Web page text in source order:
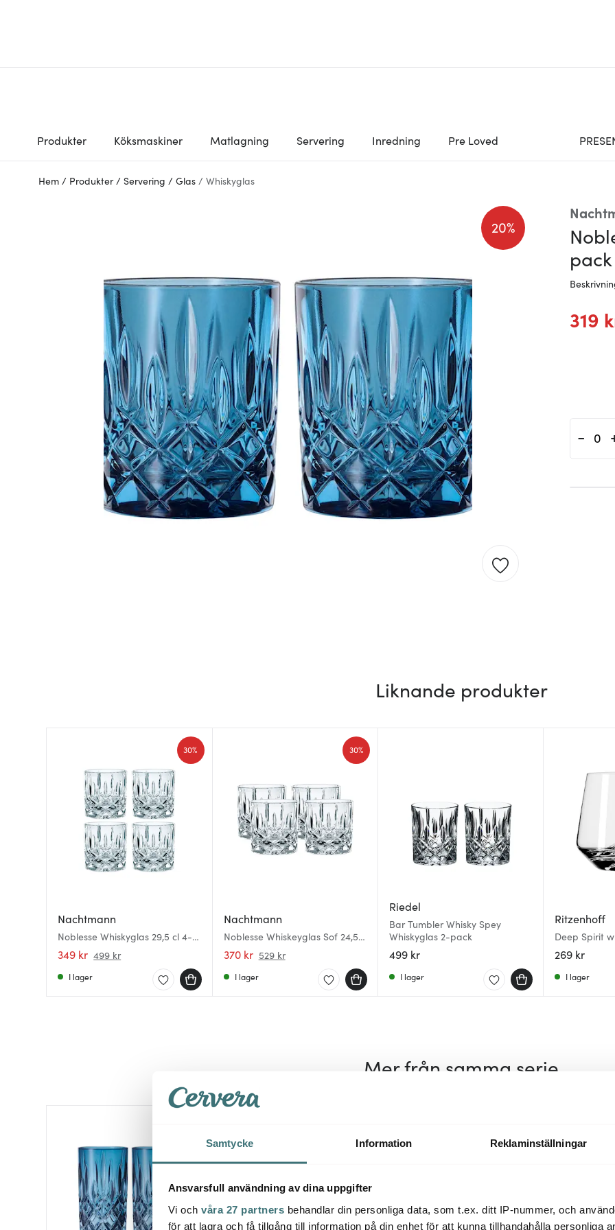
Samtycke Information Reklaminställningar
Ansvarsfull användning av dina uppgifter
Vi och våra 27 partners behandlar din personliga data, som t.ex. ditt IP-nummer, och
för att lagra och få tillgång till information på din enhet för att kunna tillhandahålla personliga
Produkter Köksmaskiner Matlagning Servering Inredning Pre Loved
Hem / Produkter / Servering / Glas / Whiskyglas
20%
319
-
Liknande produkter
Nachtmann
Noblesse Whiskyglas 29,5 cl 4-
pack
349 kr 499 kr
30%
I lager
Nachtmann
Noblesse Whiskeyglas Sof 24,5
cl 4-Pack
370 kr 529 kr
30%
I lager
Riedel
Bar Tumbler Whisky Spey
Whiskyglas 2-pack
499 kr
I lager
Ritzenhoff
Deep Spirit
Igloo
269 kr
I lager
Mer från samma serie